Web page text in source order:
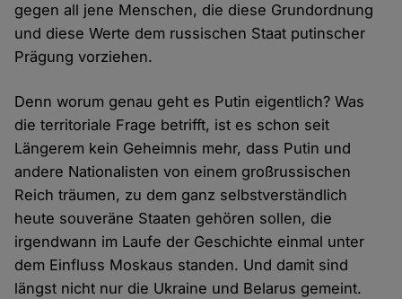
gegen all jene Menschen, die diese Grundordnung
und diese Werte dem russischen Staat putinscher
Prägung vorziehen.
Denn worum genau geht es Putin eigentlich? Was
die territoriale Frage betrifft, ist es schon seit
Längerem kein Geheimnis mehr, dass Putin und
andere Nationalisten von einem großrussischen
Reich träumen, zu dem ganz selbstverständlich
heute souveräne Staaten gehören sollen, die
irgendwann im Laufe der Geschichte einmal unter
dem Einfluss Moskaus standen. Und damit sind
längst nicht nur die Ukraine und Belarus gemeint.